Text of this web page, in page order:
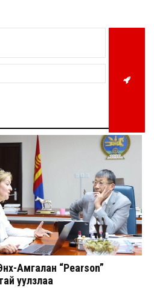
Амгалан “Pearson”
уулзлаа